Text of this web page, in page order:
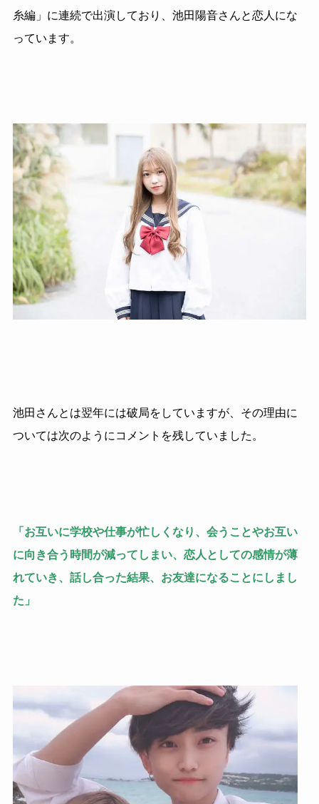
糸編」に連続で出演しており、池田陽音さんと恋人にな
っています。
池田さんとは翌年には破局をしていますが、その理由に
ついては次のようにコメントを残していました。
「お互いに学校や仕事が忙しくなり、会うことやお互い
に向き合う時間が減ってしまい、恋人としての感情が薄
れていき、話し合った結果、お友達になることにしまし
た」